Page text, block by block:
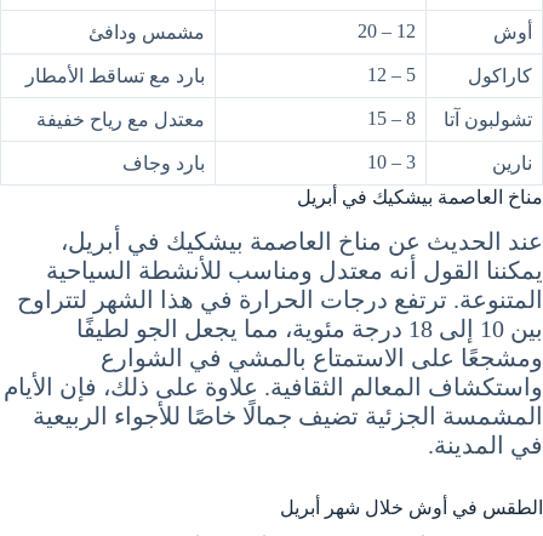
أوش 12 – 20 مشمس ودافئ
كاراكول 5 – 12 بارد مع تساقط الأمطار
تشولبون آتا 8 – 15 معتدل مع رياح خفيفة
نارين 3 – 10
بارد وجاف
مناخ العاصمة بيشكيك في أبريل
عند الحديث عن مناخ العاصمة بيشكيك في أبريل،
يمكننا القول أنه معتدل ومناسب للأنشطة السياحية
المتنوعة. ترتفع درجات الحرارة في هذا الشهر لتتراوح
بين 10 إلى 18 درجة مئوية، مما يجعل الجو لطيفًا
ومشجعًا على الاستمتاع بالمشي في الشوارع
واستكشاف المعالم الثقافية. علاوة على ذلك، فإن الأيام
المشمسة الجزئية تضيف جمالًا خاصًا للأجواء الربيعية
في المدينة.
الطقس في أوش خلال شهر أبريل